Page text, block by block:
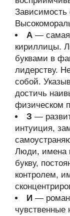
Зависимость
А — самая
кириллицы.
буквами в
лидерству.
собой.
достичь
физическом
З —
интуиция,
Люди, имена
букву,
контролем,
И —